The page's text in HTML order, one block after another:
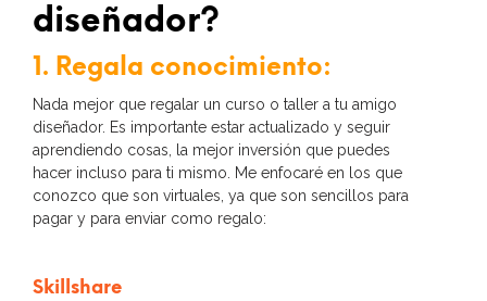
diseñador?
1. Regala conocimiento:
Nada mejor que regalar un curso o taller a tu amigo
diseñador. Es importante estar actualizado y seguir
aprendiendo cosas, la mejor inversión que puedes
hacer incluso para ti mismo. Me enfocaré en los que
conozco que son virtuales, ya que son sencillos para
pagar y para enviar como regalo:
Skillshare